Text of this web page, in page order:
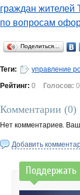
граждан жителей
по вопросам
Поделиться…
Теги:
управление
Рейтинг: 0 Голосов: 0
Комментарии (0)
Нет комментариев.
Добавить
Поддержать